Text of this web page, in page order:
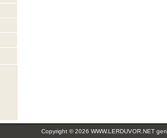
Copyright © 2026 WWW.LERDUVOR.NET